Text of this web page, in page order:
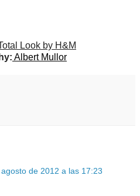
Look by H&M
Albert Mullor
de 2012 a las 17:23